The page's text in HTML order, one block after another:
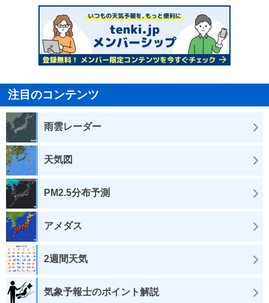
注目のコンテンツ
雨雲レーダー
天気図
PM2.5分布予測
アメダス
2週間天気
気象予報士のポイント解説